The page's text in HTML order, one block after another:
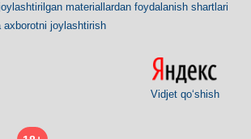
materiallardan foydalanish shartlari
aхborotni joylashtirish
Vidjet qoʻshish